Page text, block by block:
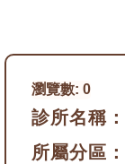
瀏覽數: 0
診所名稱：
所屬分區：